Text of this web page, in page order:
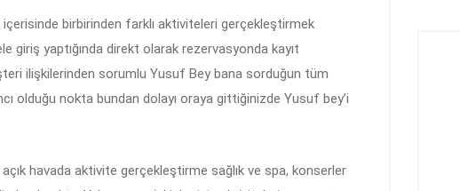
birbirinden farklı aktiviteleri gerçekleştirmek
giriş yaptığında direkt olarak rezervasyonda kayıt
ilişkilerinden sorumlu Yusuf Bey bana sorduğun tüm
olduğu nokta bundan dolayı oraya gittiğinizde Yusuf bey’i
havada aktivite gerçekleştirme sağlık ve spa, konserler